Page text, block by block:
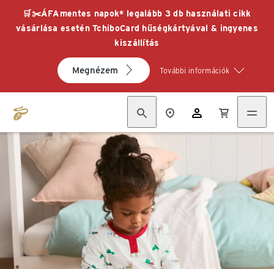
🛒✂️ÁFAmentes napok* legalább 3 db használati cikk
vásárlása esetén TchiboCard hűségkártyával & ingyenes
kiszállítás
Megnézem További információk